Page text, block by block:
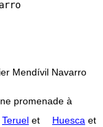
Mendívil Navarro
promenade à
Teruel et Huesca et